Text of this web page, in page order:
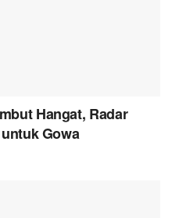
Hangat, Radar
Gowa